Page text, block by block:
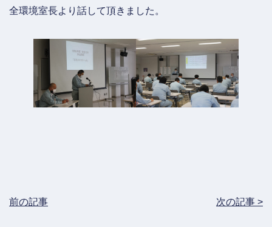
全環境室長より話して頂きました。
前の記事 次の記事 >